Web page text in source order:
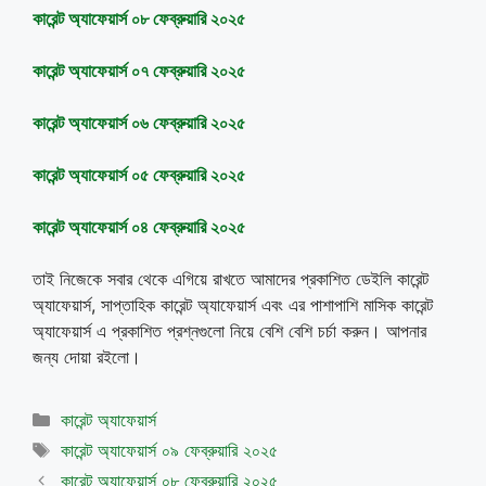
কারেন্ট অ্যাফেয়ার্স ০৮ ফেব্রুয়ারি ২০২৫
কারেন্ট অ্যাফেয়ার্স ০৭ ফেব্রুয়ারি ২০২৫
কারেন্ট অ্যাফেয়ার্স ০৬ ফেব্রুয়ারি ২০২৫
কারেন্ট অ্যাফেয়ার্স০৫ ফেব্রুয়ারি২০২৫
কারেন্ট অ্যাফেয়ার্স০৪ ফেব্রুয়ারি২০২৫
তাই নিজেকে সবার থেকে এগিয়ে রাখতে আমাদের প্রকাশিত ডেইলি কারেন্ট
অ্যাফেয়ার্স, সাপ্তাহিক কারেন্ট অ্যাফেয়ার্স এবং এর পাশাপাশি মাসিক কারেন্ট
অ্যাফেয়ার্স এ প্রকাশিত প্রশ্নগুলো নিয়ে বেশি বেশি চর্চা করুন। আপনার
জন্য দোয়া রইলো।
Categories
কারেন্ট অ্যাফেয়ার্স
Tags
কারেন্ট অ্যাফেয়ার্স ০৯ ফেব্রুয়ারি ২০২৫
কারেন্ট অ্যাফেয়ার্স ০৮ ফেব্রুয়ারি ২০২৫